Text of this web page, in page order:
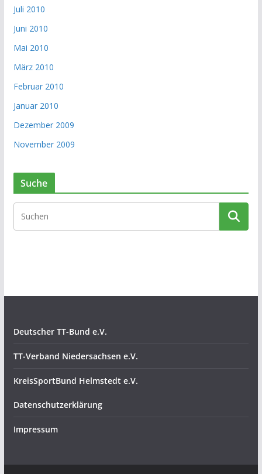
Juli 2010
Juni 2010
Mai 2010
März 2010
Februar 2010
Januar 2010
Dezember 2009
November 2009
Suche
Deutscher TT-Bund e.V.
TT-Verband Niedersachsen e.V.
KreisSportBund Helmstedt e.V.
Datenschutzerklärung
Impressum